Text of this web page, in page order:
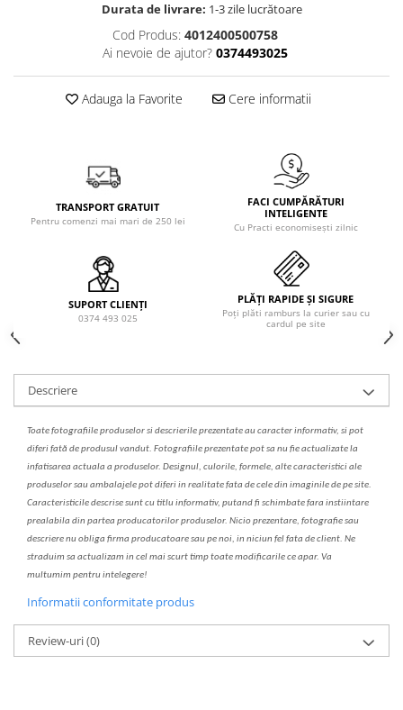
Solutie de indepartat rugina si
Tratament pentru par, conditioner
pentru par, masca de par
Vata demachianta
Durata de livrare: 1-3 zile lucrătoare
Cod Produs: 4012400500758
Ai nevoie de ajutor? 0374493025
Adauga la Favorite Cere informatii
TRANSPORT GRATUIT
Pentru comenzi mai mari de 250 lei
FACI CUMPĂRĂTURI
INTELIGENTE
Cu Practi economisești zilnic
SUPORT CLIENȚI
0374 493 025
PLĂȚI RAPIDE ȘI SIGURE
Poți plăti ramburs la curier sau cu
cardul pe site
Descriere
Toate fotografiile produselorsi descrierileprezentate au caracter informativ, si pot
diferi fată de produsul vandut. Fotografiile prezentate pot sa nu fie actualizate la
infatisarea actuala a produselor. Designul, culorile, formele, alte caracteristici ale
produselor sau ambalajele pot diferi in realitate fata de cele din imaginile de pe site.
Caracteristicile descrise sunt cu titlu informativ, putand fi schimbate fara instiintare
prealabila din partea producatorilor produselor. Nicio prezentare, fotografie sau
descriere nu obliga firma producatoare sau pe noi, in niciun fel fata de client. Ne
straduim sa actualizam in cel mai scurt timp toate modificarile ce apar. Va
multumim pentru intelegere!
Informatii conformitate produs
Review-uri(0)